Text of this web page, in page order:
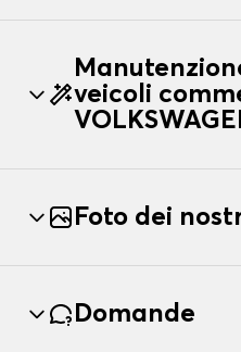
veicoli
Foto dei
Domande